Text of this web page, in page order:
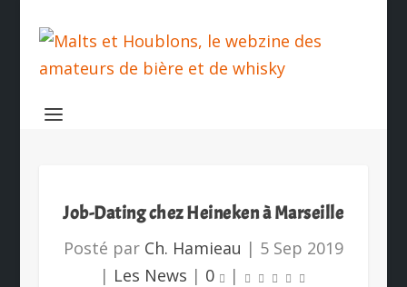
Job-Dating chez Heineken à Marseille
Posté par Ch. Hamieau | 5 Sep 2019
| Les News | 0 |